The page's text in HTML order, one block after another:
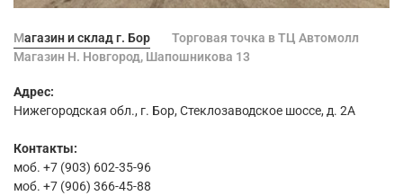
Магазин и склад г. Бор
Торговая точка в ТЦ Автомолл
Магазин Н. Новгород, Шапошникова 13
Адрес:
Нижегородская обл., г. Бор, Стеклозаводское шоссе, д. 2А
Контакты:
моб. +7 (903) 602-35-96
моб. +7 (906) 366-45-88